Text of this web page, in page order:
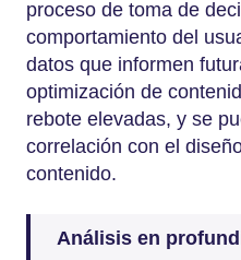
proceso de toma de
comportamiento del
datos que informen
optimización de
rebote elevadas, y se
correlación con el
contenido.
Análisis en